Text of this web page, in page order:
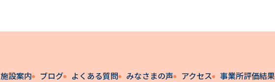
施設案内 ブログ よくある質問 みなさまの声 アクセス 事業所評価結果